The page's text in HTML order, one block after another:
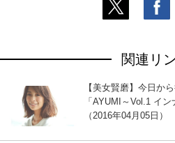
関連リ
【美女賢磨】今日か
「AYUMI～Vol.1 イ
（2016年04月05日）